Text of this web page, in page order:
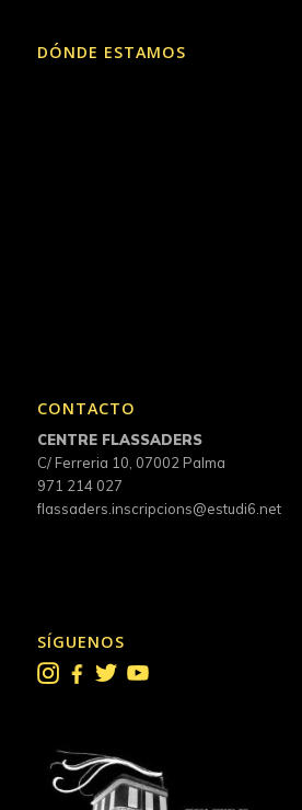
DÓNDE ESTAMOS
CONTACTO
CENTRE FLASSADERS
C/ Ferreria 10, 07002 Palma
971 214 027
flassaders.inscripcions@estudi6.net
SÍGUENOS